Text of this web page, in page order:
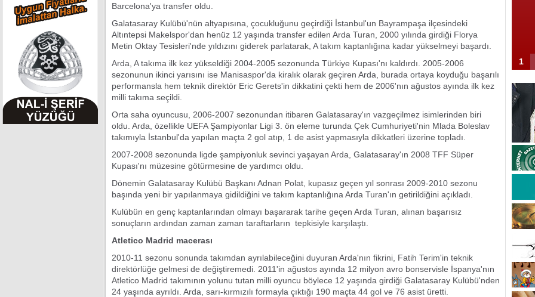
Barcelona'ya transfer oldu.
Galatasaray Kulübü'nün altyapısına, çocukluğunu geçirdiği İstanbul'un Bayrampaşa ilçesindeki
Altıntepsi Makelspor'dan henüz 12 yaşında transfer edilen Arda Turan, 2000 yılında girdiği Florya
Metin Oktay Tesisleri'nde yıldızını giderek parlatarak, A takım kaptanlığına kadar yükselmeyi başardı.
Arda, A takıma ilk kez yükseldiği 2004-2005 sezonunda Türkiye Kupası'nı kaldırdı. 2005-2006
sezonunun ikinci yarısını ise Manisaspor'da kiralık olarak geçiren Arda, burada ortaya koyduğu başarılı
performansla hem teknik direktör Eric Gerets'in dikkatini çekti hem de 2006'nın ağustos ayında ilk kez
milli takıma seçildi.
Orta saha oyuncusu, 2006-2007 sezonundan itibaren Galatasaray'ın vazgeçilmez isimlerinden biri
oldu. Arda, özellikle UEFA Şampiyonlar Ligi 3. ön eleme turunda Çek Cumhuriyeti'nin Mlada Boleslav
takımıyla İstanbul'da yapılan maçta 2 gol atıp, 1 de asist yapmasıyla dikkatleri üzerine topladı.
2007-2008 sezonunda ligde şampiyonluk sevinci yaşayan Arda, Galatasaray'ın 2008 TFF Süper
Kupası'nı müzesine götürmesine de yardımcı oldu.
Dönemin Galatasaray Kulübü Başkanı Adnan Polat, kupasız geçen yıl sonrası 2009-2010 sezonu
başında yeni bir yapılanmaya gidildiğini ve takım kaptanlığına Arda Turan'ın getirildiğini açıkladı.
Kulübün en genç kaptanlarından olmayı başararak tarihe geçen Arda Turan, alınan başarısız
sonuçların ardından zaman zaman taraftarların tepkisiyle karşılaştı.
Atletico Madrid macerası
2010-11 sezonu sonunda takımdan ayrılabileceğini duyuran Arda'nın fikrini, Fatih Terim'in teknik
direktörlüğe gelmesi de değiştiremedi. 2011'in ağustos ayında 12 milyon avro bonservisle İspanya'nın
Atletico Madrid takımının yolunu tutan milli oyuncu böylece 12 yaşında girdiği Galatasaray Kulübü'nden
24 yaşında ayrıldı. Arda, sarı-kırmızılı formayla çıktığı 190 maçta 44 gol ve 76 asist üretti.
1